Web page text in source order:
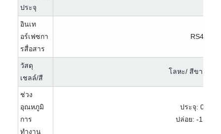
ประจุ
อินเท
อร์เฟซกา
รสื่อสาร
RS485/
วัสดุ
เชลล์/สี
โลหะ/ สีขาว、 ด
ช่วง
อุณหภูมิ
การ
ทำงาน
ประจุ: 0 °
ปล่อย: -15 ° C